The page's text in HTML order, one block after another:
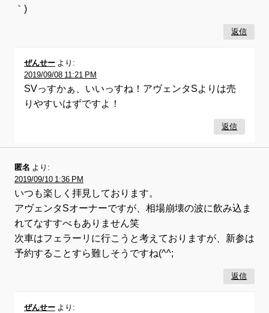
｀)
返信
ぜんせー より:
2019/09/08 11:21 PM
SVっすかぁ、いいっすね！アヴェンタSよりは売
りやすいはずですよ！
返信
匿名 より:
2019/09/10 1:36 PM
いつも楽しく拝見しております。
アヴェンタSオーナーですが、相場崩壊の波に飲み込ま
れてなすすべもありません笑
次車はフェラーリに行こうと考えておりますが、新参は
予約することすら難しそうですね(^^;
返信
ぜんせー より: